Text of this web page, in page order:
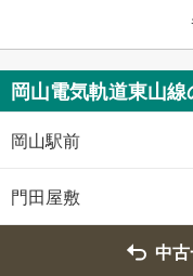
岡山電気軌道東山
岡山駅前
門田屋敷
中